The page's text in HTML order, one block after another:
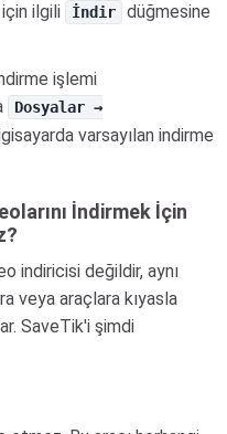
ilgili
İndir
düğmesine
işlemi
Dosyalar →
varsayılan indirme
İndirmek İçin
indiricisi değildir, aynı
veya araçlara kıyasla
SaveTik'i şimdi